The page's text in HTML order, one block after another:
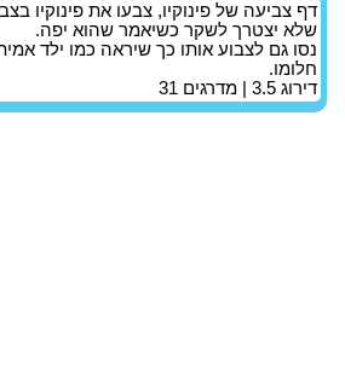
דף צביעה של פינוקיו, צבעו את פינוקיו
שלא יצטרך לשקר כשיאמר שהוא יפה.
נסו גם לצבוע אותו כך שיראה כמו ילד
חלומו.
דירוג 3.5 | מדרגים 31